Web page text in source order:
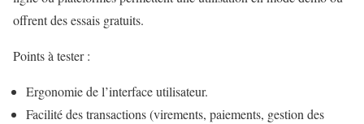
offrent des essais gratuits.
Points à tester :
Ergonomie de l’interface utilisateur.
Facilité des transactions (virements, paiements, gestion des